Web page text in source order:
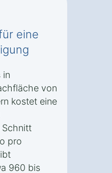
eine
in
von
kostet eine
Schnitt
pro
960 bis